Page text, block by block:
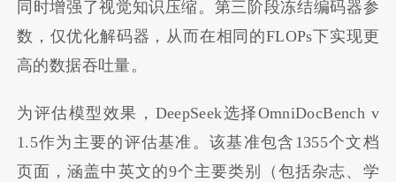
同时增强了视觉知识压缩。第三阶段冻结编码器参
数，仅优化解码器，从而在相同的FLOPs下实现更
高的数据吞吐量。
为评估模型效果，DeepSeek选择OmniDocBench v
1.5作为主要的评估基准。该基准包含1355个文档
页面，涵盖中英文的9个主要类别（包括杂志、学